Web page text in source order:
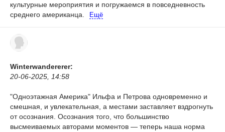
культурные мероприятия и погружаемся в повседневность
среднего американца.
Ещё
Winterwandererer:
20-06-2025, 14:58
"Одноэтажная Америка" Ильфа и Петрова одновременно и
смешная, и увлекательная, а местами заставляет вздрогнуть
от осознания. Осознания того, что большинство
высмеиваемых авторами моментов — теперь наша норма